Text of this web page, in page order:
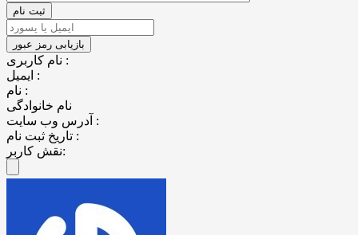
نام کاربری :
ایمیل :
نام :
نام خانوادگی
آدرس وب سایت :
تاریخ ثبت نام :
نقش کاربر: